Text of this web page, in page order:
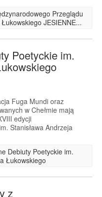
Przeglądu
JESIENNE...
Poetyckie im.
Fuga Mundi oraz
w Chełmie mają
edycji
Stanisława Andrzeja
Debiuty Poetyckie im.
Łukowskiego
z